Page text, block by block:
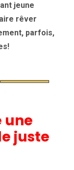
jeune
rêver
parfois,
une
juste